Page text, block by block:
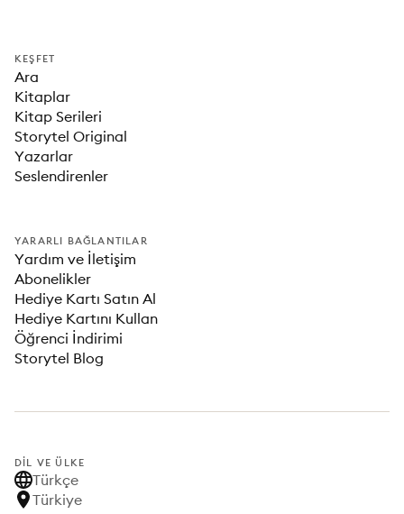
KEŞFET
Ara
Kitaplar
Kitap Serileri
Storytel Original
Yazarlar
Seslendirenler
YARARLI BAĞLANTILAR
Yardım ve İletişim
Abonelikler
Hediye Kartı Satın Al
Hediye Kartını Kullan
Öğrenci İndirimi
Storytel Blog
DIL VE ÜLKE
Türkçe
Türkiye